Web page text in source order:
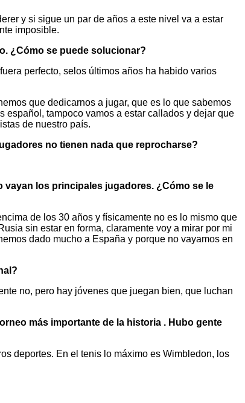
y si sigue un par de años a este nivel va a estar
imposible.
¿Cómo se puede solucionar?
perfecto, selos últimos años ha habido varios
que dedicarnos a jugar, que es lo que sabemos
español, tampoco vamos a estar callados y dejar que
de nuestro país.
no tienen nada que reprocharse?
vayan los principales jugadores. ¿Cómo se le
de los 30 años y físicamente no es lo mismo que
sin estar en forma, claramente voy a mirar por mi
dado mucho a España y porque no vayamos en
no, pero hay jóvenes que juegan bien, que luchan
más importante de la historia . Hubo gente
deportes. En el tenis lo máximo es Wimbledon, los